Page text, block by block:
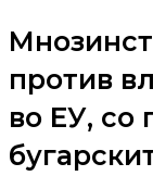
против
во ЕУ, со